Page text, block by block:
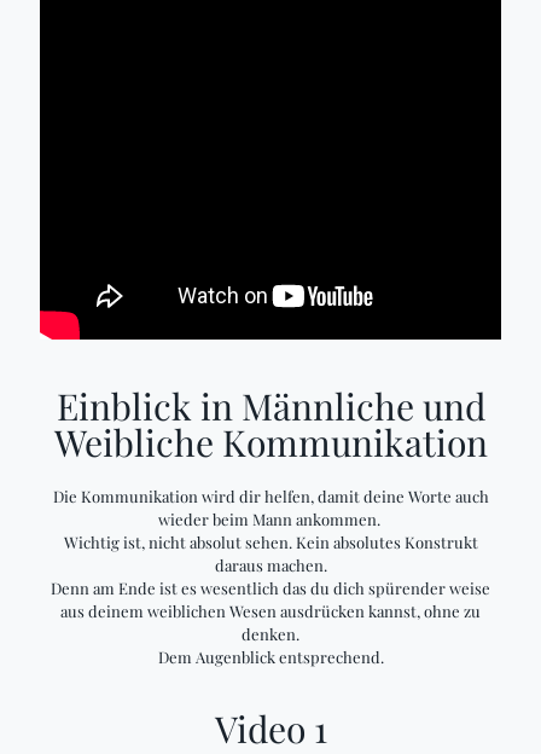
Einblick in Männliche und
Weibliche Kommunikation
Die Kommunikation wird dir helfen, damit deine Worte auch
wieder beim Mann ankommen.
Wichtig ist, nicht absolut sehen. Kein absolutes Konstrukt
daraus machen.
Denn am Ende ist es wesentlich das du dich spürender weise
aus deinem weiblichen Wesen ausdrücken kannst, ohne zu
denken.
Dem Augenblick entsprechend.
Video 1